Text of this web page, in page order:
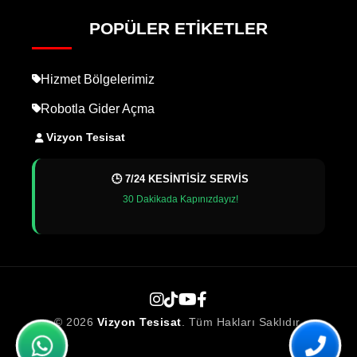
POPÜLER ETIKETLER
Hizmet Bölgelerimiz
Robotla Gider Açma
Vizyon Tesisat
🕒 7/24 KESİNTİSİZ SERVİS
30 Dakikada Kapınızdayız!
© 2026 Vizyon Tesisat. Tüm Hakları Saklıdır.